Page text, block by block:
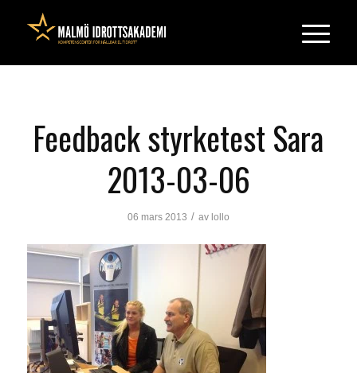
Feedback styrketest Sara
2013-03-06
06 mars 2013 / av lollo